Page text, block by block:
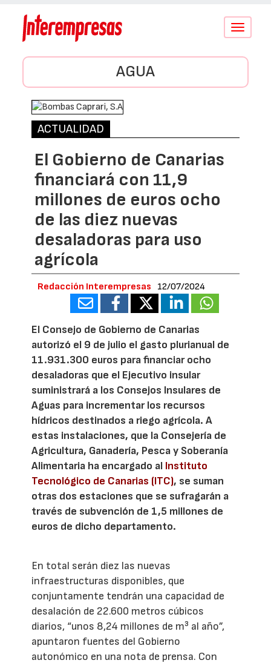
Conmutar
AGUA
ACTUALIDAD
El Gobierno de Canarias
financiará con 11,9
millones de euros ocho
de las diez nuevas
desaladoras para uso
agrícola
Redacción Interempresas 12/07/2024
El Consejo de Gobierno de Canarias
autorizó el 9 de julio el gasto plurianual de
11.931.300 euros para financiar ocho
desaladoras que el Ejecutivo insular
suministrará a los Consejos Insulares de
Aguas para incrementar los recursos
hídricos destinados a riego agrícola. A
estas instalaciones, que la Consejería de
Agricultura, Ganadería, Pesca y Soberanía
Alimentaria ha encargado al Instituto
Tecnológico de Canarias (ITC), se suman
otras dos estaciones que se sufragarán a
través de subvención de 1,5 millones de
euros de dicho departamento.
En total serán diez las nuevas
infraestructuras disponibles, que
conjuntamente tendrán una capacidad de
desalación de 22.600 metros cúbicos
diarios, “unos 8,24 millones de m³ al año”,
apuntaron fuentes del Gobierno
autonómico en una nota de prensa. Con